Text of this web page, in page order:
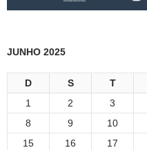
JUNHO 2025
D S T
1
2 3
8
9 10
15
16 17